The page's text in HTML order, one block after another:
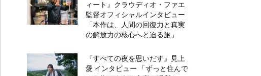
ィート』クラウディオ・ファエ
監督オフィシャルインタビュー
「本作は、人間の回復力と真実
の解放力の核心へと迫る旅」
『すべての夜を思いだす』見上
愛 インタビュー 「ずっと住んで